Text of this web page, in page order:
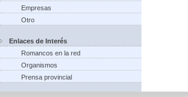
Empresas
Otro
Enlaces de Interés
Romancos en la red
Organismos
Prensa provincial